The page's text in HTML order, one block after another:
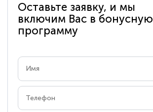
Оставьте заявку, и мы
включим Вас в бонусную
программу